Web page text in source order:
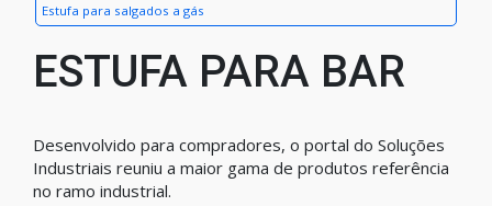
Estufa para salgados a gás
ESTUFA PARA BAR
Desenvolvido para compradores, o portal do Soluções
Industriais reuniu a maior gama de produtos referência
no ramo industrial.